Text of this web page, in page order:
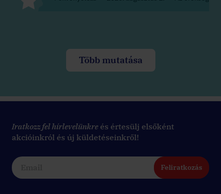
Több mutatása
Iratkozz fel hírlevelünkre és értesülj elsőként
akcióinkról és új küldetéseinkről!
Feliratkozás